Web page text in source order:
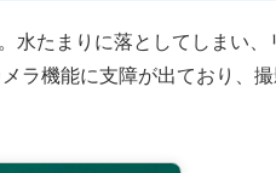
水たまりに落としてしまい
ラ機能に支障が出ており、